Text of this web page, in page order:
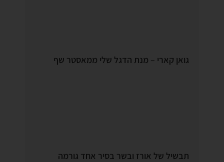
גואן קארי – מנת הדגל שלי ממאסטר שף
תבשיל של אורז ובשר בסיר אחד גורמה